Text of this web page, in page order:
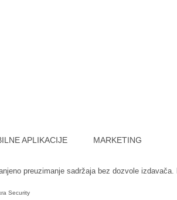
APLIKACIJE MARKETING
preuzimanje sadržaja bez dozvole izdavača.
Security